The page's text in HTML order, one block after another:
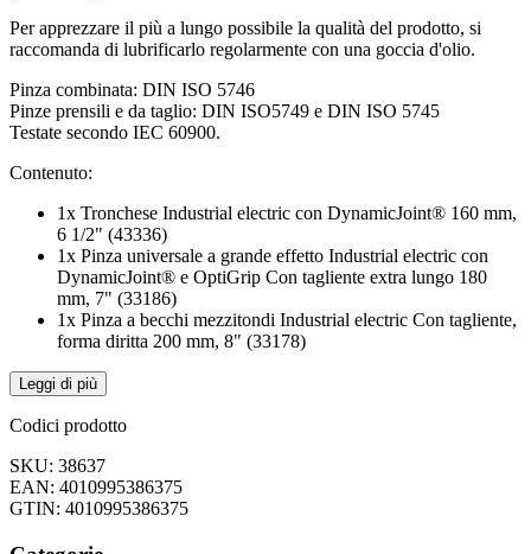
Per apprezzare il più a lungo possibile la qualità del prodotto, si
raccomanda di lubrificarlo regolarmente con una goccia d'olio.
Pinza combinata: DIN ISO 5746
Pinze prensili e da taglio: DIN ISO5749 e DIN ISO 5745
Testate secondo IEC 60900.
Contenuto:
1x Tronchese Industrial electric con DynamicJoint® 160 mm,
6 1/2" (43336)
1x Pinza universale a grande effetto Industrial electric con
DynamicJoint® e OptiGrip Con tagliente extra lungo 180
mm, 7" (33186)
1x Pinza a becchi mezzitondi Industrial electric Con tagliente,
forma diritta 200 mm, 8" (33178)
Leggi di più
Codici prodotto
SKU: 38637
EAN: 4010995386375
GTIN: 4010995386375